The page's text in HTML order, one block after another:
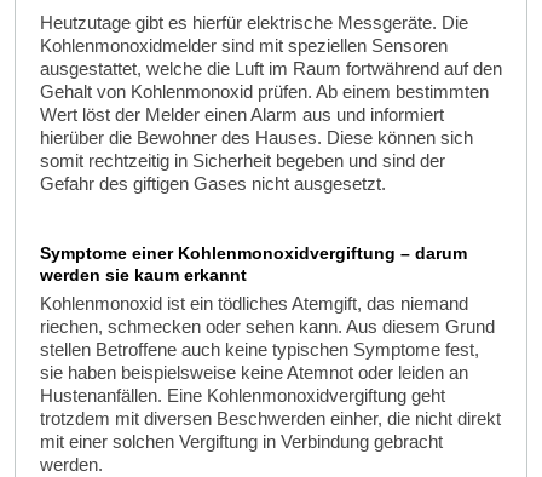
Heutzutage gibt es hierfür elektrische Messgeräte. Die
Kohlenmonoxidmelder sind mit speziellen Sensoren
ausgestattet, welche die Luft im Raum fortwährend auf den
Gehalt von Kohlenmonoxid prüfen. Ab einem bestimmten
Wert löst der Melder einen Alarm aus und informiert
hierüber die Bewohner des Hauses. Diese können sich
somit rechtzeitig in Sicherheit begeben und sind der
Gefahr des giftigen Gases nicht ausgesetzt.
Symptome einer Kohlenmonoxidvergiftung – darum
werden sie kaum erkannt
Kohlenmonoxid ist ein tödliches Atemgift, das niemand
riechen, schmecken oder sehen kann. Aus diesem Grund
stellen Betroffene auch keine typischen Symptome fest,
sie haben beispielsweise keine Atemnot oder leiden an
Hustenanfällen. Eine Kohlenmonoxidvergiftung geht
trotzdem mit diversen Beschwerden einher, die nicht direkt
mit einer solchen Vergiftung in Verbindung gebracht
werden.